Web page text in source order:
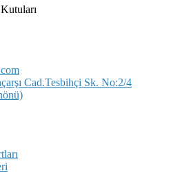
Cad.Tesbihçi Sk. No:2/4